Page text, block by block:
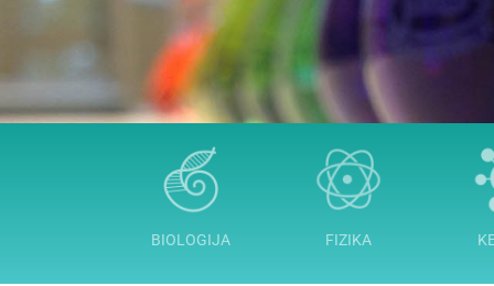
BIOLOGIJA FIZIKA